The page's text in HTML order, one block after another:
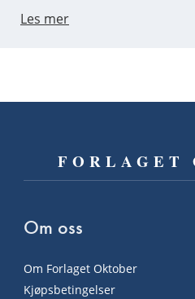
Les mer
FORLAGET
Om oss
Om Forlaget Oktober
Kjøpsbetingelser